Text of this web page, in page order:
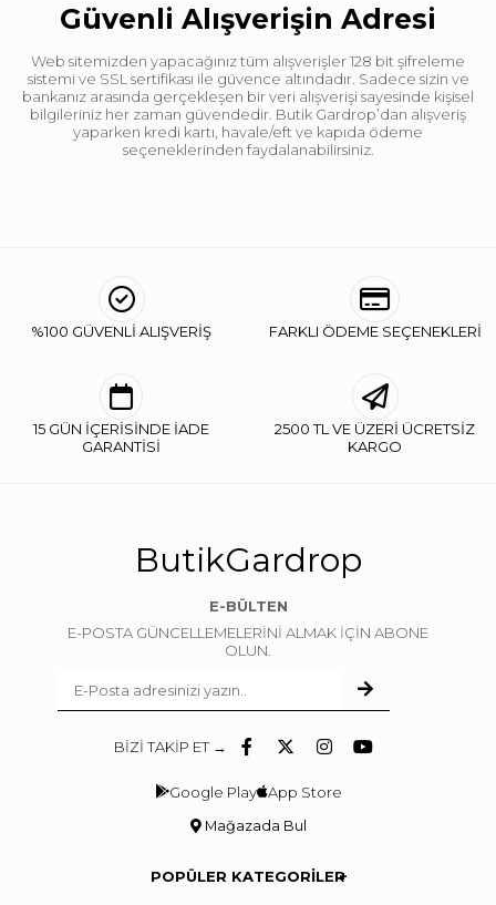
Güvenli Alışverişin Adresi
Web sitemizden yapacağınız tüm alışverişler 128 bit şifreleme
sistemi ve SSL sertifikası ile güvence altındadır. Sadece sizin ve
bankanız arasında gerçekleşen bir veri alışverişi sayesinde kişisel
bilgileriniz her zaman güvendedir. Butik Gardrop’dan alışveriş
yaparken kredi kartı, havale/eft ve kapıda ödeme
seçeneklerinden faydalanabilirsiniz.
%100 GÜVENLİ ALIŞVERİŞ FARKLI ÖDEME SEÇENEKLERİ
15 GÜN İÇERİSİNDE İADE
GARANTİSİ
2500 TL VE ÜZERİ ÜCRETSİZ
KARGO
ButikGardrop
E-BÜLTEN
E-POSTA GÜNCELLEMELERİNİ ALMAK İÇİN ABONE
OLUN.
BİZİ TAKİP ET →
Google Play App Store
Mağazada Bul
POPÜLER KATEGORİLER